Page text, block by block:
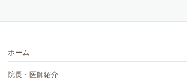
ホーム
院長・医師紹介